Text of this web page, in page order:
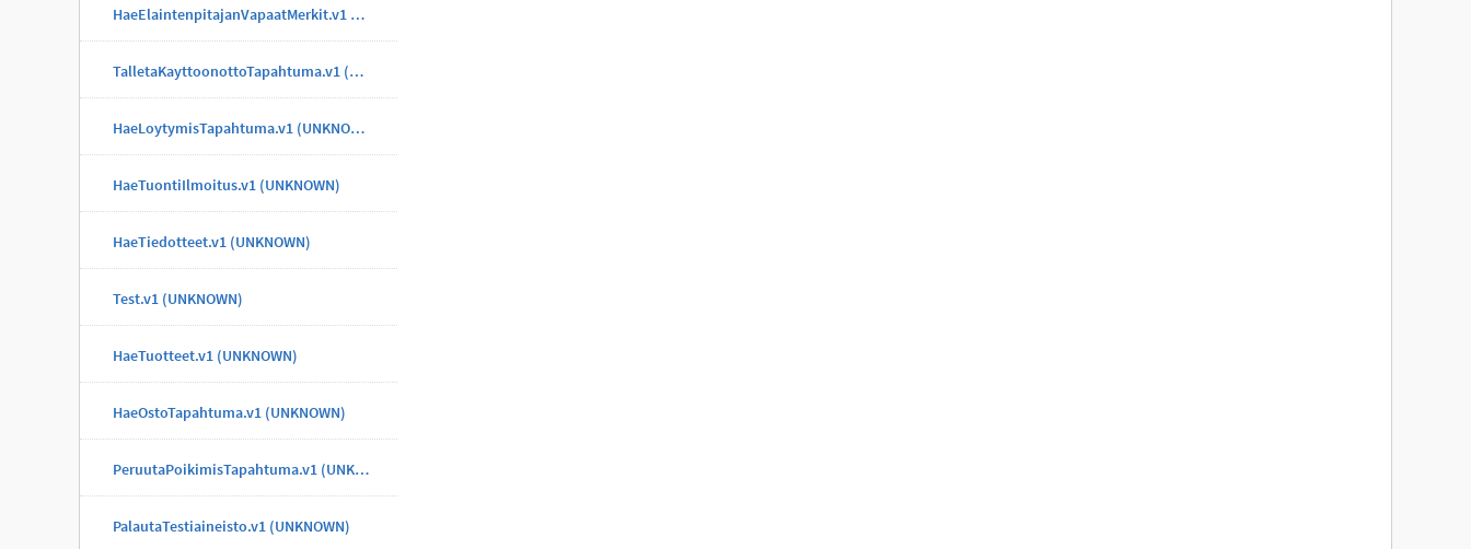
HaeElaintenpitajanVapaatMerkit.v1 (UNKNOWN)
TalletaKayttoonottoTapahtuma.v1 (UNKNOWN)
HaeLoytymisTapahtuma.v1 (UNKNOWN)
HaeTuontiIlmoitus.v1 (UNKNOWN)
HaeTiedotteet.v1 (UNKNOWN)
Test.v1 (UNKNOWN)
HaeTuotteet.v1 (UNKNOWN)
HaeOstoTapahtuma.v1 (UNKNOWN)
PeruutaPoikimisTapahtuma.v1 (UNKNOWN)
PalautaTestiaineisto.v1 (UNKNOWN)